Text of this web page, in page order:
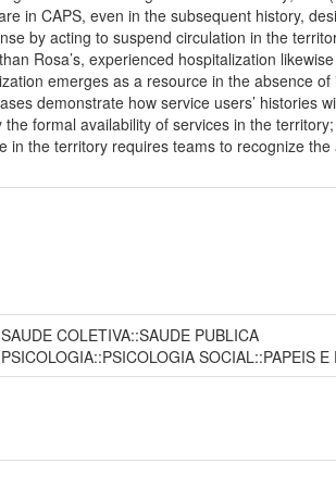
in CAPS, even in the subsequent history,
by acting to suspend circulation in the
Rosa’s, experienced hospitalization
emerges as a resource in the absence
demonstrate how service users’
formal availability of services in the
in the territory requires teams to recognize
COLETIVA::SAUDE PUBLICA
SOCIAL::PAPEIS